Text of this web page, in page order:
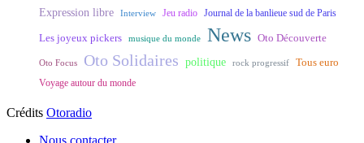
Expression libre Interview Jeu radio Journal de la banlieue sud de Paris
Les joyeux pickers musique du monde News Oto Découverte
Oto Focus Oto Solidaires politique rock progressif Tous euro
Voyage autour du monde
Crédits Otoradio
Nous contacter